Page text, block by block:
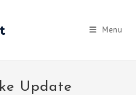
Menu
Update